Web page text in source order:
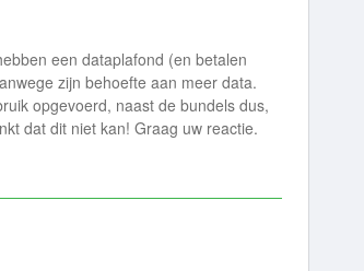
een dataplafond (en betalen
zijn behoefte aan meer data.
opgevoerd, naast de bundels dus,
dat dit niet kan! Graag uw reactie.